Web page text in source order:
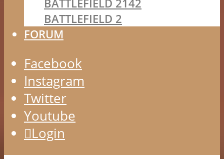
BATTLEFIELD 2142
BATTLEFIELD 2
FORUM
Facebook
Instagram
Twitter
Youtube
Login